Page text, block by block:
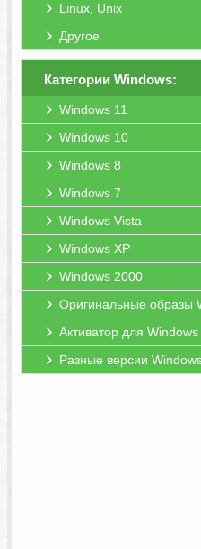
Linux, Unix
Другое
Категории Windows:
Windows 11
Windows 10
Windows 8
Windows 7
Windows Vista
Windows XP
Windows 2000
Оригинальные образы
Активатор для Windows
Разные версии